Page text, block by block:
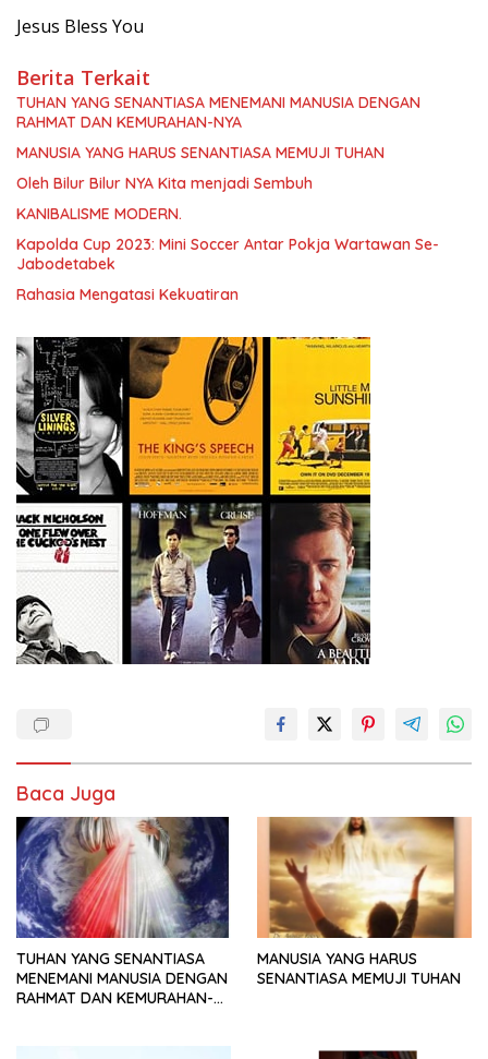
Jesus Bless You
Berita Terkait
TUHAN YANG SENANTIASA MENEMANI MANUSIA DENGAN
RAHMAT DAN KEMURAHAN-NYA
MANUSIA YANG HARUS SENANTIASA MEMUJI TUHAN
Oleh Bilur Bilur NYA Kita menjadi Sembuh
KANIBALISME MODERN.
Kapolda Cup 2023: Mini Soccer Antar Pokja Wartawan Se-
Jabodetabek
Rahasia Mengatasi Kekuatiran
Baca Juga
TUHAN YANG SENANTIASA
MENEMANI MANUSIA DENGAN
RAHMAT DAN KEMURAHAN-
MANUSIA YANG HARUS
SENANTIASA MEMUJI TUHAN